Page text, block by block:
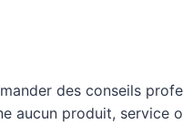
des conseils
aucun produit, service